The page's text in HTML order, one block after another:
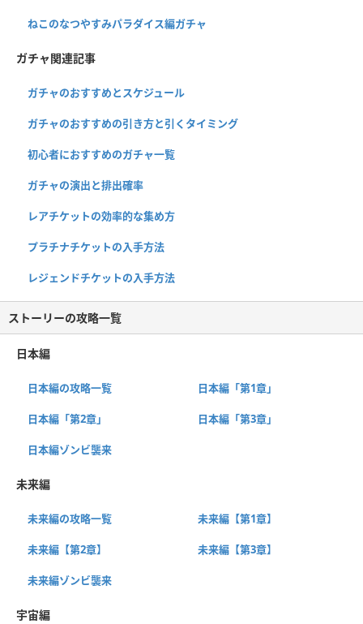
ねこのなつやすみパラダイス編ガチャ
ガチャ関連記事
ガチャのおすすめとスケジュール
ガチャのおすすめの引き方と引くタイミング
初心者におすすめのガチャ一覧
ガチャの演出と排出確率
レアチケットの効率的な集め方
プラチナチケットの入手方法
レジェンドチケットの入手方法
ストーリーの攻略一覧
日本編
日本編の攻略一覧 日本編「第1章」
日本編「第2章」 日本編「第3章」
日本編ゾンビ襲来
未来編
未来編の攻略一覧 未来編【第1章】
未来編【第2章】 未来編【第3章】
未来編ゾンビ襲来
宇宙編